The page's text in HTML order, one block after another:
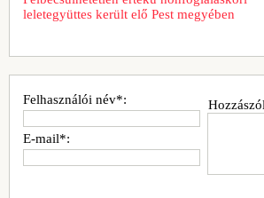
leletegyüttes került elő Pest megyében
Felhasználói név*:
E-mail*: